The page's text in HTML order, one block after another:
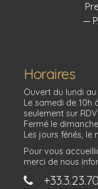
—
Horaires
Ouvert du lundi
Le samedi de 10h
seulement sur
Fermé le
Les jours fériés, le
Pour vous
merci de nous